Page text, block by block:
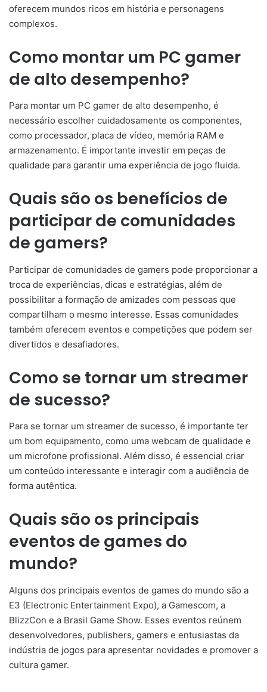
oferecem mundos ricos em história e personagens
complexos.
Como montar um PC gamer
de alto desempenho?
Para montar um PC gamer de alto desempenho, é
necessário escolher cuidadosamente os componentes,
como processador, placa de vídeo, memória RAM e
armazenamento. É importante investir em peças de
qualidade para garantir uma experiência de jogo fluida.
Quais são os benefícios de
participar de comunidades
de gamers?
Participar de comunidades de gamers pode proporcionar a
troca de experiências, dicas e estratégias, além de
possibilitar a formação de amizades com pessoas que
compartilham o mesmo interesse. Essas comunidades
também oferecem eventos e competições que podem ser
divertidos e desafiadores.
Como se tornar um streamer
de sucesso?
Para se tornar um streamer de sucesso, é importante ter
um bom equipamento, como uma webcam de qualidade e
um microfone profissional. Além disso, é essencial criar
um conteúdo interessante e interagir com a audiência de
forma autêntica.
Quais são os principais
eventos de games do
mundo?
Alguns dos principais eventos de games do mundo são a
E3 (Electronic Entertainment Expo), a Gamescom, a
BlizzCon e a Brasil Game Show. Esses eventos reúnem
desenvolvedores, publishers, gamers e entusiastas da
indústria de jogos para apresentar novidades e promover a
cultura gamer.